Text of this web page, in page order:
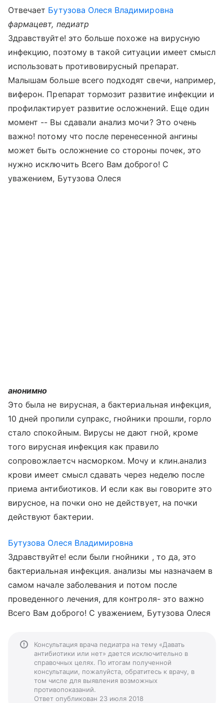
Отвечает Бутузова Олеся Владимировна
фармацевт, педиатр
Здравствуйте! это больше похоже на вирусную
инфекцию, поэтому в такой ситуации имеет смысл
использовать противовирусный препарат.
Малышам больше всего подходят свечи, например,
виферон. Препарат тормозит развитие инфекции и
профилактирует развитие осложнений. Еще один
момент -- Вы сдавали анализ мочи? Это очень
важно! потому что после перенесенной ангины
может быть осложнение со стороны почек, это
нужно исключить Всего Вам доброго! С
уважением, Бутузова Олеся
анонимно
Это была не вирусная, а бактериальная инфекция,
10 дней пропили супракс, гнойники прошли, горло
стало спокойным. Вирусы не дают гной, кроме
того вирусная инфекция как правило
сопровожлаетсч насморком. Мочу и клин.анализ
крови имеет смысл сдавать через неделю после
приема антибиотиков. И если как вы говорите это
вирусное, на почки оно не действует, на почки
действуют бактерии.
Бутузова Олеся Владимировна
Здравствуйте! если были гнойники , то да, это
бактериальная инфекция. анализы мы назначаем в
самом начале заболевания и потом после
проведенного лечения, для контроля- это важно
Всего Вам доброго! С уважением, Бутузова Олеся
Консультация врача педиатра на тему «Давать
антибиотики или нет» дается исключительно в
справочных целях. По итогам полученной
консультации, пожалуйста, обратитесь к врачу, в
том числе для выявления возможных
противопоказаний.
Ответ опубликован 23 июля 2018